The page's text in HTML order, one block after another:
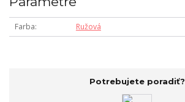
Farba Ružová
Potrebujete poradiť?